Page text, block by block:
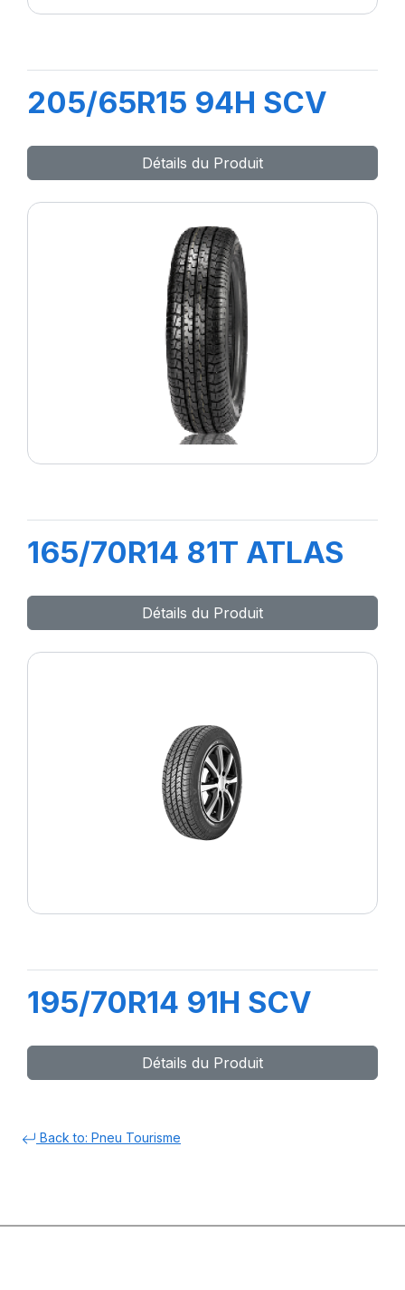
205/65R15 94H SCV
Détails du Produit
165/70R14 81T ATLAS
Détails du Produit
195/70R14 91H SCV
Détails du Produit
Back to: Pneu Tourisme